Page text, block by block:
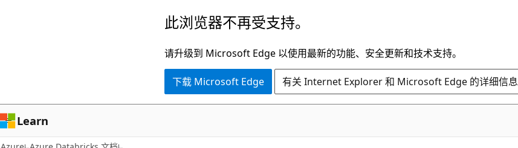
容
此浏览器不再受支持。
请升级到 Microsoft Edge 以使用最新的功能、安全更新和技术支持。
下载 Microsoft Edge 有关 Internet Explorer 和 Microsoft Edge 的详细信息
Learn